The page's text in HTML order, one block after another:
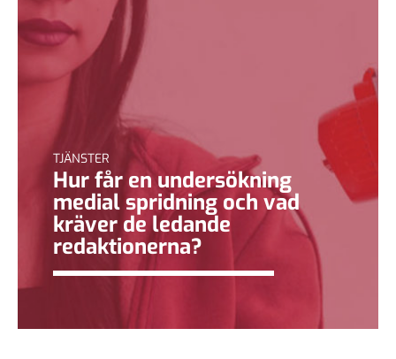
TJÄNSTER
Hur får en undersökning
medial spridning och vad
kräver de ledande
redaktionerna?